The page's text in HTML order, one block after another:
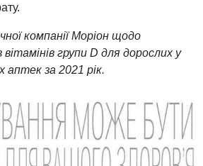
компанії Моріон щодо
вітамінів групи D для дорослих у
аптек за 2021 рік.